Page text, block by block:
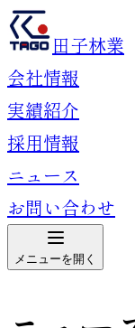
田子林業
会社情報
実績紹介
採用情報
ニュース
お問い合わせ
メニューを開く